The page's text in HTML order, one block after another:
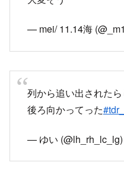
後ろ向かってった
— ゆい
キャストさんと前2列